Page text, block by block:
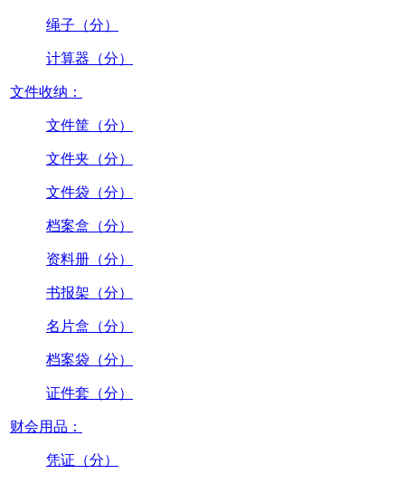
绳子（分）
计算器（分）
文件收纳：
文件筐（分）
文件夹（分）
文件袋（分）
档案盒（分）
资料册（分）
书报架（分）
名片盒（分）
档案袋（分）
证件套（分）
财会用品：
凭证（分）